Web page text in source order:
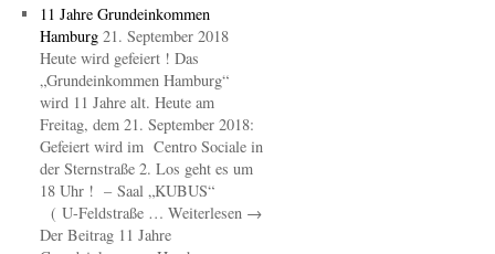
11 Jahre Grundeinkommen
Hamburg 21. September 2018
Heute wird gefeiert ! Das
„Grundeinkommen Hamburg“
wird 11 Jahre alt. Heute am
Freitag, dem 21. September 2018:
Gefeiert wird im Centro Sociale in
der Sternstraße 2. Los geht es um
18 Uhr ! – Saal „KUBUS“
( U-Feldstraße … Weiterlesen →
Der Beitrag 11 Jahre